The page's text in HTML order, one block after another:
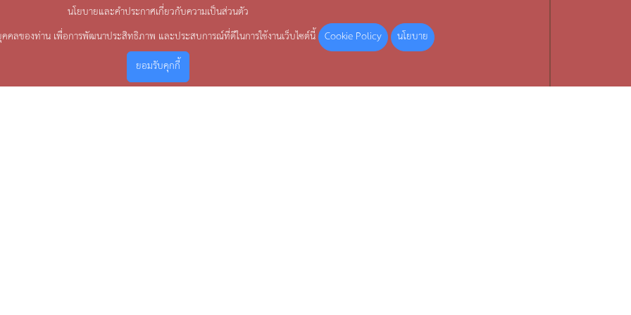
นโยบายและคำประกาศเกี่ยวกับความเป็นส่วนตัว
คลของท่าน เพื่อการพัฒนาประสิทธิภาพ และประสบการณ์ที่ดีในการใช้งานเว็บไซต์นี้ Cookie Policy
นโยบาย
ยอมรับคุกกี้